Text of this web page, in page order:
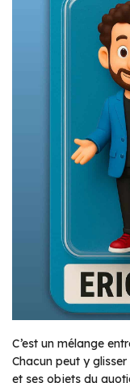
C’est un mélange
Chacun peut y
et ses objets du